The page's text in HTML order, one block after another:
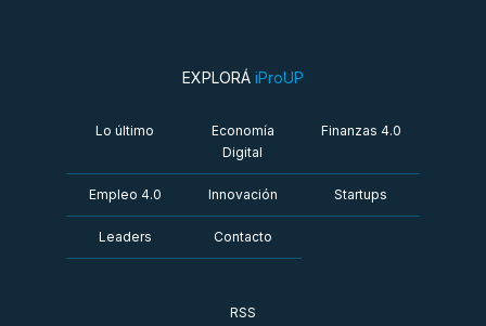
EXPLORÁ iProUP
Lo último
Economía
Digital
Finanzas 4.0
Empleo 4.0 Innovación Startups
Leaders Contacto
RSS